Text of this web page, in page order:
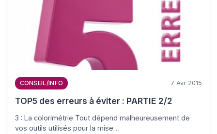
CONSEIL/INFO 7 Avr 2015
TOP5 des erreurs à éviter : PARTIE 2/2
3 : La colorimétrie Tout dépend malheureusement de
vos outils utilisés pour la mise…